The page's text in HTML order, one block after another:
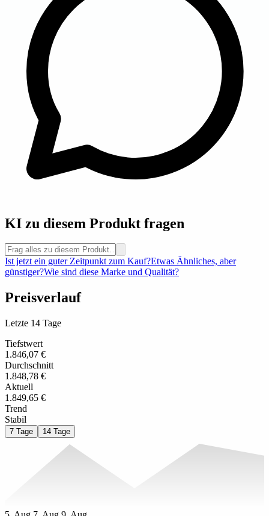
KI zu diesem Produkt fragen
Ist jetzt ein guter Zeitpunkt zum Kauf?Etwas Ähnliches, aber
günstiger?Wie sind diese Marke und Qualität?
Preisverlauf
Letzte 14 Tage
Tiefstwert
1.846,07 €
Durchschnitt
1.848,78 €
Aktuell
1.849,65 €
Trend
Stabil
7 Tage 14 Tage